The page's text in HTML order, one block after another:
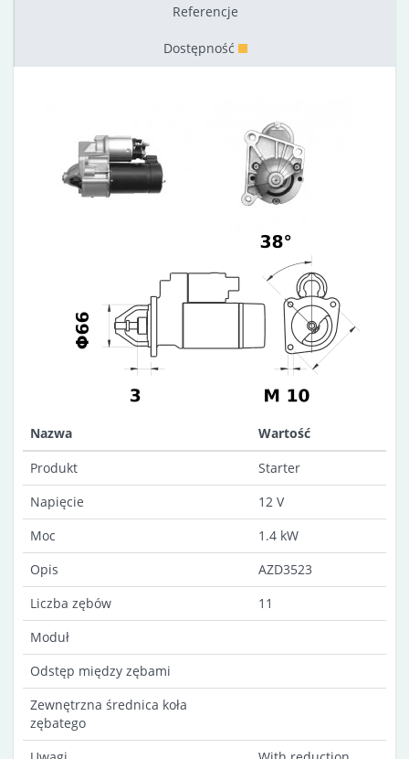
Referencje
Dostępność
Nazwa
Wartość
Produkt
Starter
Napięcie
12 V
Moc
1.4 kW
Opis
AZD3523
Liczba zębów
11
Moduł
Odstęp między zębami
Zewnętrzna średnica koła
zębatego